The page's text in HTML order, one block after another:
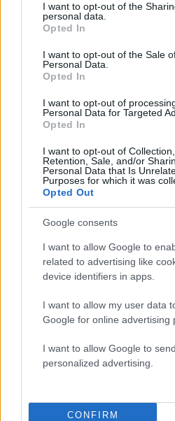
not limited to your visit or usage
grant or deny consent to Google
use your data for below specified
consent section.
I want to opt-out of the
personal data.
Opted In
I want to opt-out of the Sale
Personal Data.
Opted In
I want to opt-out of
Personal Data for Targeted
Opted In
I want to opt-out of Collection,
Retention, Sale, and/or
Personal Data that Is
Purposes for which it was
Opted Out
Google consents
I want to allow Google to
related to advertising like
device identifiers in apps.
I want to allow my user data
Google for online advertising
I want to allow Google to
personalized advertising.
CONFIRM
Σχόλια
Υποβολή
Όροι Χρήσης. Το site προστατεύεται
Πολιτική Απορρήτου&Όροι Χρήσης
Πολιτική
ΚΥΡΙΑΚΟΣ
Share: